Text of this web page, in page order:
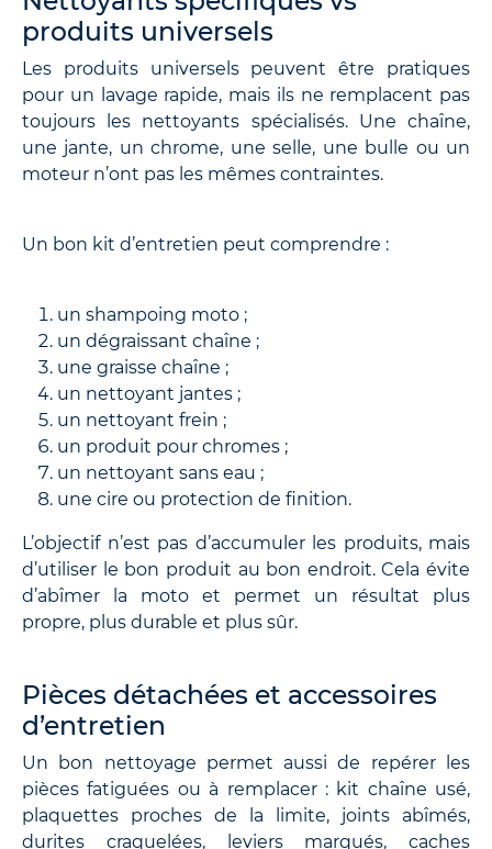
produits universels
Les produits universels peuvent être pratiques
pour un lavage rapide, mais ils ne remplacent pas
toujours les nettoyants spécialisés. Une chaîne,
une jante, un chrome, une selle, une bulle ou un
moteur n’ont pas les mêmes contraintes.
Un bon kit d’entretien peut comprendre :
un shampoing moto ;
un dégraissant chaîne ;
une graisse chaîne ;
un nettoyant jantes ;
un nettoyant frein ;
un produit pour chromes ;
un nettoyant sans eau ;
une cire ou protection de finition.
L’objectif n’est pas d’accumuler les produits, mais
d’utiliser le bon produit au bon endroit. Cela évite
d’abîmer la moto et permet un résultat plus
propre, plus durable et plus sûr.
Pièces détachées et accessoires
d’entretien
Un bon nettoyage permet aussi de repérer les
pièces fatiguées ou à remplacer : kit chaîne usé,
plaquettes proches de la limite, joints abîmés,
durites craquelées, leviers marqués, caches